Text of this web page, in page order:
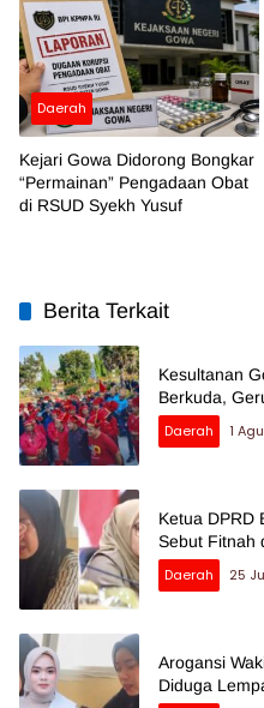
Daerah
Kejari Gowa Didorong Bongkar
“Permainan” Pengadaan Obat
di RSUD Syekh Yusuf
Berita Terkait
Kesultanan
Berkuda,
Daerah
1
Ketua DPRD
Sebut Fitnah
Daerah
25
Arogansi
Diduga